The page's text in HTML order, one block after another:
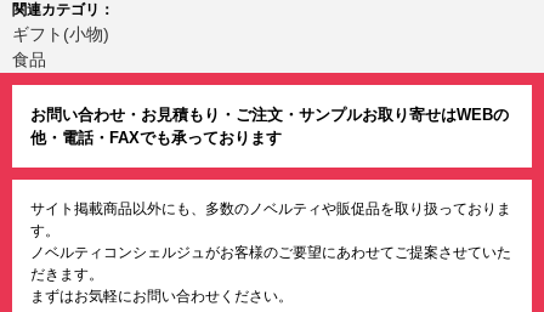
関連カテゴリ：
ギフト(小物)
食品
お問い合わせ・お見積もり・ご注文・サンプルお取り寄せはWEBの
他・電話・FAXでも承っております
サイト掲載商品以外にも、多数のノベルティや販促品を取り扱っておりま
す。
ノベルティコンシェルジュがお客様のご要望にあわせてご提案させていた
だきます。
まずはお気軽にお問い合わせください。